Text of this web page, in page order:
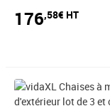
176,58€ HT
Prix barré 174,16€ HT
Prix 147,41€ HT